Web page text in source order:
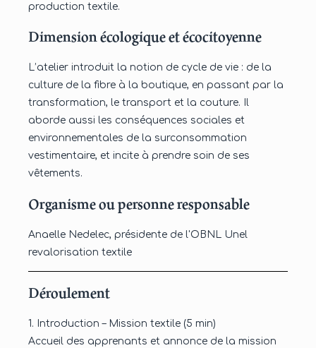
production textile.
Dimension écologique et écocitoyenne
L’atelier introduit la notion de cycle de vie : de la
culture de la fibre à la boutique, en passant par la
transformation, le transport et la couture. Il
aborde aussi les conséquences sociales et
environnementales de la surconsommation
vestimentaire, et incite à prendre soin de ses
vêtements.
Organisme ou personne responsable
Anaelle Nedelec, présidente de l'OBNL Unel
revalorisation textile
Déroulement
1. Introduction – Mission textile (5 min)
Accueil des apprenants et annonce de la mission